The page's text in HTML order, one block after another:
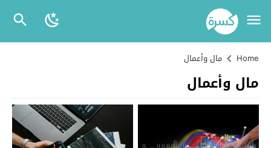
Home مال وأعمال
مال وأعمال